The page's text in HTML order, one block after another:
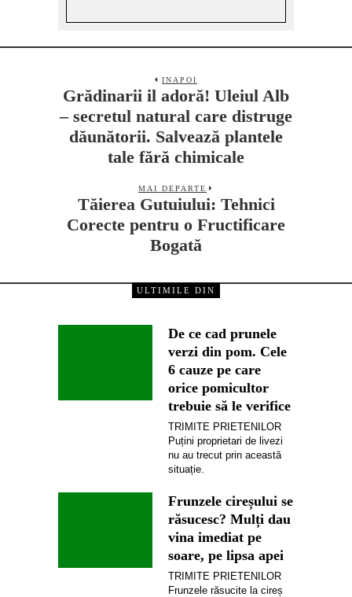
INAPOI
Grădinarii il adoră! Uleiul Alb
– secretul natural care distruge
dăunătorii. Salvează plantele
tale fără chimicale
MAI DEPARTE
Tăierea Gutuiului: Tehnici
Corecte pentru o Fructificare
Bogată
ULTIMILE DIN
De ce cad prunele
verzi din pom. Cele
6 cauze pe care
orice pomicultor
trebuie să le verifice
TRIMITE PRIETENILOR
Puțini proprietari de livezi
nu au trecut prin această
situație.
Frunzele cireșului se
răsucesc? Mulți dau
vina imediat pe
soare, pe lipsa apei
TRIMITE PRIETENILOR
Frunzele răsucite la cireș